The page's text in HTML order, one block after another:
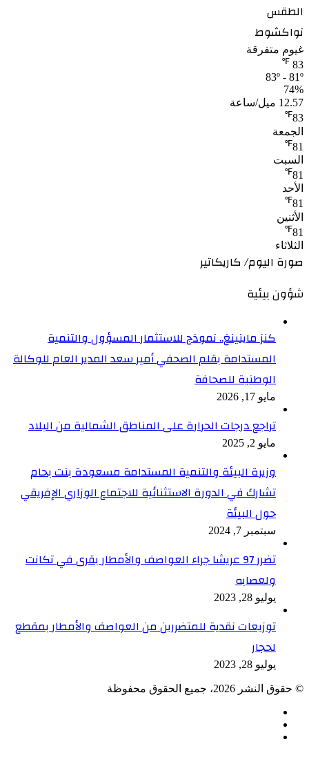
الطقس
نواكشوط
غيوم متفرقة
83
℉
83º - 81º
74%
12.57 ميل/ساعة
83
℉
الجمعة
81
℉
السبت
81
℉
الأحد
81
℉
الأثنين
81
℉
الثلاثاء
صورة اليوم/ كاريكاتير
شؤون بيئية
كنز ماينينغ.. نموذج للاستثمار المسؤول والتنمية
المستدامة بقلم الصحفي أمير سعد المدير العام للوكالة
الوطنية للصحافة
مايو 17, 2026
تراجع درجات الحرارة على المناطق الشمالية من البلاد
مايو 2, 2025
وزيرة البيئة والتنمية المستدامة مسعودة بنت بحام
تشارك في الدورة الاستثنائية للاجتماع الوزاري الإفريقي
حول البيئة
سبتمبر 7, 2024
تضرر 97 عريشا جراء العواصف والأمطار بقرى في تكانت
ولعصابه
يوليو 28, 2023
توزيعات نقدية للمتضررين من العواصف والأمطار بمقطع
لحجار
يوليو 28, 2023
© حقوق النشر 2026، جميع الحقوق محفوظة